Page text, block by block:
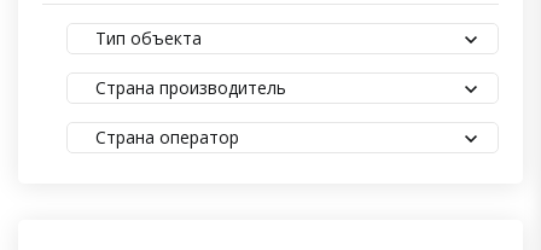
Тип объекта
Страна производитель
Страна оператор